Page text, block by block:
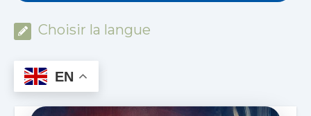
Choisir la langue
EN